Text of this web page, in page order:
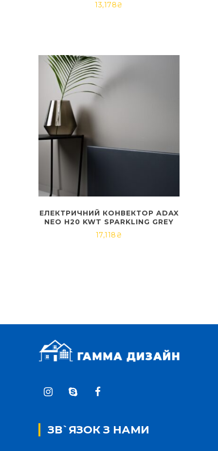
13,178₴
ЕЛЕКТРИЧНИЙ КОНВЕКТОР ADAX
NEO H20 KWT SPARKLING GREY
17,118₴
ЗВ`ЯЗОК З НАМИ